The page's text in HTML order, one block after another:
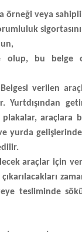
örneği veya
olup, bu
Belgesi verilen
Yurtdışından
araçlara
yurda
araçlar için
tesliminde